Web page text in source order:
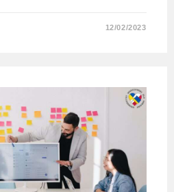
12/02/2023